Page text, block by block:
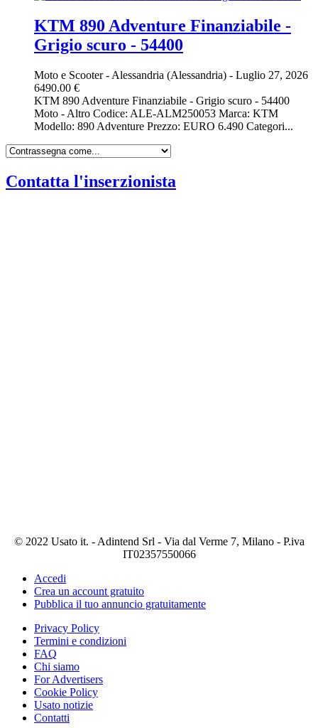
KTM 890 Adventure Finanziabile -
Grigio scuro - 54400
Moto e Scooter- Alessandria (Alessandria) - Luglio 27, 2026
6490.00 €
KTM 890 Adventure Finanziabile - Grigio scuro - 54400
Moto - Altro Codice: ALE-ALM250053 Marca: KTM
Modello: 890 Adventure Prezzo: EURO 6.490 Categori...
Contatta l'inserzionista
© 2022 Usato it. - Adintend Srl - Via dal Verme 7, Milano - P.iva
IT02357550066
Accedi
Crea un account gratuito
Pubblica il tuo annuncio gratuitamente
Privacy Policy
Termini e condizioni
FAQ
Chi siamo
For Advertisers
Cookie Policy
Usato notizie
Contatti